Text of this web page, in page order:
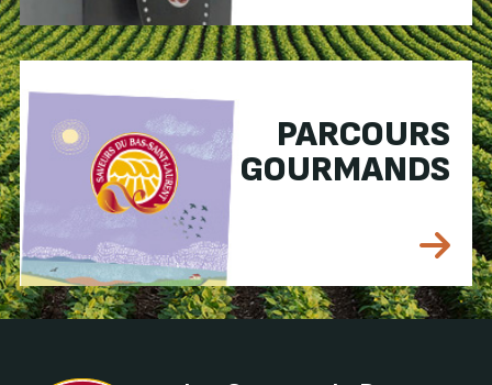
PARCOURS
GOURMANDS